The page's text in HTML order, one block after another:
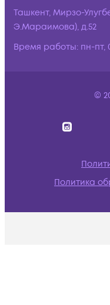
Ташкент, Мирзо-
Э.Мараимова), д.52
Время работы: пн-пт,
©
Политика